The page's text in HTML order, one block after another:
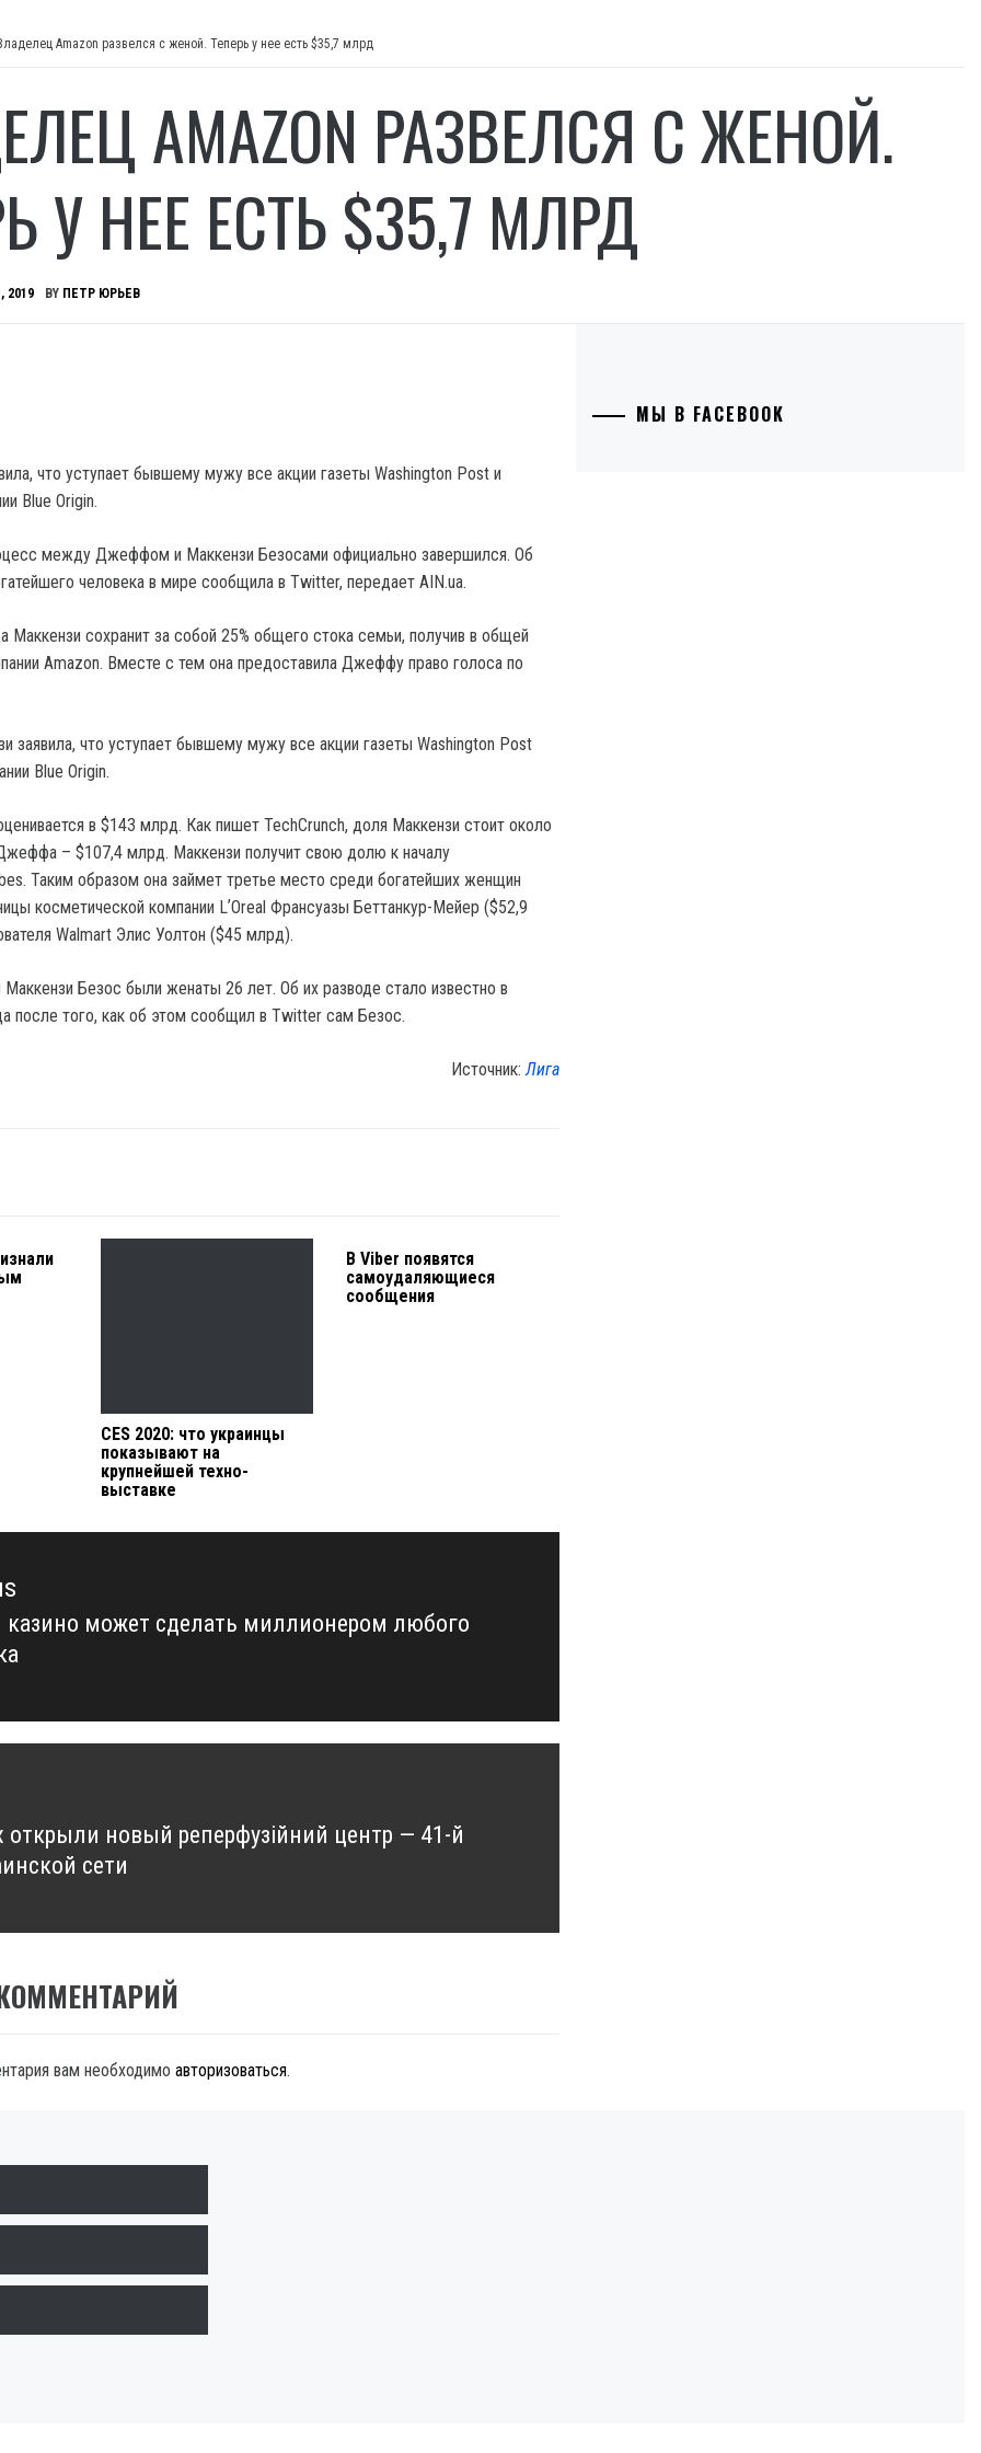
Amazon развелся с женой. Теперь у нее есть $35,7 млрд
AMAZON РАЗВЕЛСЯ С ЖЕНОЙ.
У НЕЕ ЕСТЬ $35,7 МЛРД
2019 BY ПЕТР ЮРЬЕВ
что уступает бывшему мужу все акции газеты Washington Post и
Blue Origin.
между Джеффом и Маккензи Безосами официально завершился. Об
человека в мире сообщила в Twitter, передает AIN.ua.
Маккензи сохранит за собой 25% общего стока семьи, получив в общей
Amazon. Вместе с тем она предоставила Джеффу право голоса по
заявила, что уступает бывшему мужу все акции газеты Washington Post
Blue Origin.
в $143 млрд. Как пишет TechCrunch, доля Маккензи стоит около
– $107,4 млрд. Маккензи получит свою долю к началу
Таким образом она займет третье место среди богатейших женщин
косметической компании LʼOreal Франсуазы Беттанкур-Мейер ($52,9
Walmart Элис Уолтон ($45 млрд).
Безос были женаты 26 лет. Об их разводе стало известно в
после того, как об этом сообщил в Twitter сам Безос.
Источник:Лига
CES 2020: что украинцы
показывают на
крупнейшей техно-
выставке
В Viber появятся
самоудаляющиеся
сообщения
казино может сделать миллионером любого
открыли новый реперфузійний центр — 41-й
сети
вам необходимо авторизоваться.
МЫ В FACEBOOK